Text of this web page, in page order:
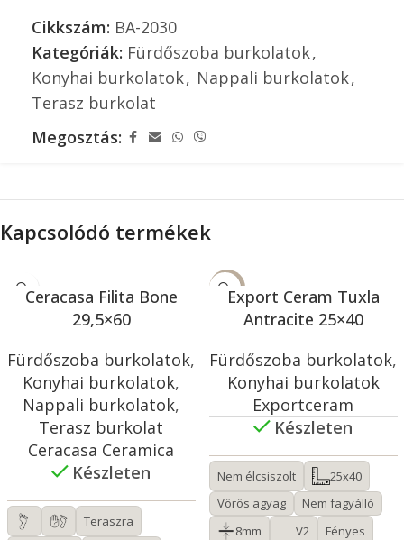
Cikkszám: BA-2030
Kategóriák: Fürdőszoba burkolatok,
Konyhai burkolatok, Nappali burkolatok,
Terasz burkolat
Megosztás:
Kapcsolódó termékek
Ceracasa Filita Bone
29,5×60
Fürdőszoba burkolatok,
Konyhai burkolatok,
Nappali burkolatok,
Terasz burkolat
Ceracasa Ceramica
Készleten
Teraszra
-50%Export Ceram Tuxla
Antracite 25×40
Fürdőszoba burkolatok,
Konyhai burkolatok
Exportceram
Készleten
Nem élcsiszolt
25x40
Vörös agyag
Nem fagyálló
8mm
V2
Fényes